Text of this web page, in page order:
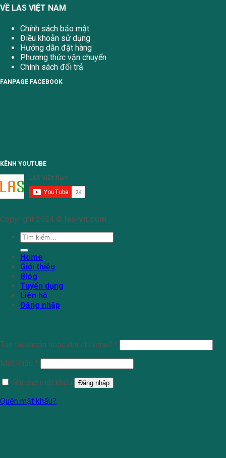
VỀ LAS VIỆT NAM
Chính sách bảo mật
Điều khoản sử dụng
Hướng dẫn đặt hàng
Phương thức vận chuyển
Chính sách đổi trả
FANPAGE FACEBOOK
KÊNH YOUTUBE
Copyright 2024 © las-vn.com
Tìm
kiếm:
Home
Giới thiệu
Blog
Tuyển dụng
Liên hệ
Đăng nhập
Tên tài khoản hoặc địa chỉ email *
Mật khẩu *
Ghi nhớ mật khẩu
Đăng nhập
Quên mật khẩu?